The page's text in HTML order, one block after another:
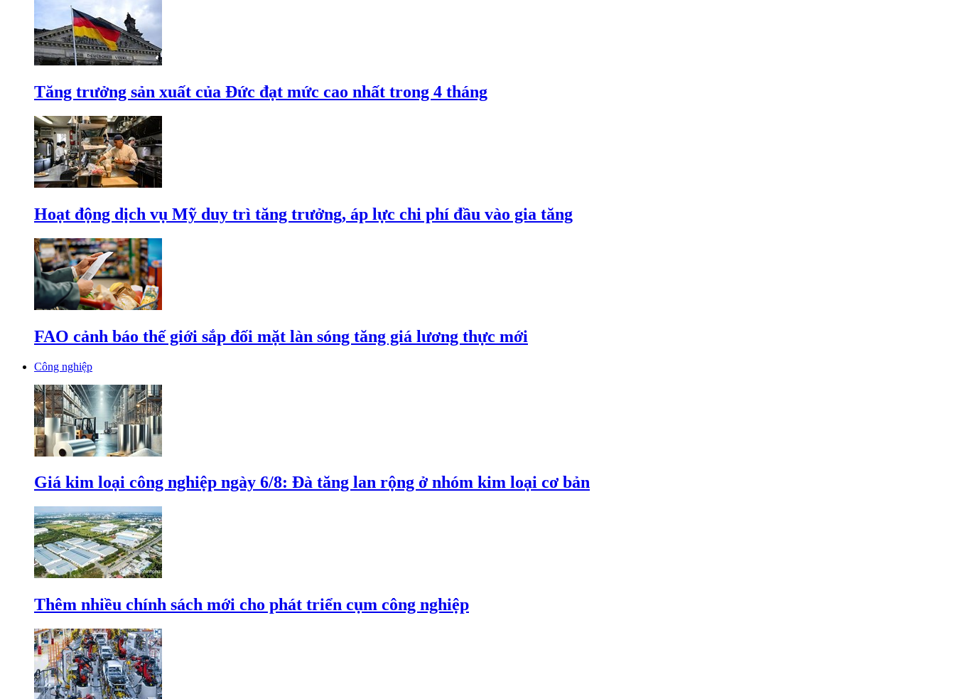
Tăng trưởng sản xuất của Đức đạt mức cao nhất trong 4 tháng
Hoạt động dịch vụ Mỹ duy trì tăng trưởng, áp lực chi phí đầu vào gia tăng
FAO cảnh báo thế giới sắp đối mặt làn sóng tăng giá lương thực mới
Công nghiệp
Giá kim loại công nghiệp ngày 6/8: Đà tăng lan rộng ở nhóm kim loại cơ bản
Thêm nhiều chính sách mới cho phát triển cụm công nghiệp